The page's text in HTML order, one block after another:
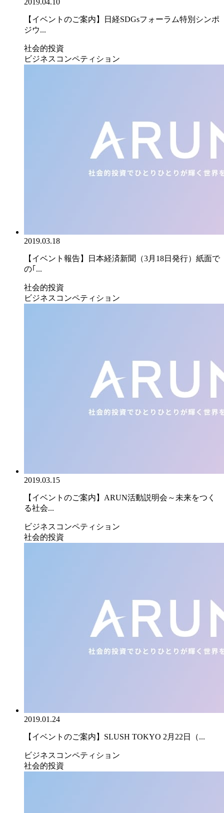
【イベントのご案内】日経SDGsフォーラム特別シンポ
ジウ...
社会的投資
ビジネスコンペティション
2019.03.18
【イベント報告】日本経済新聞（3月18日発行）紙面で
の｢...
社会的投資
ビジネスコンペティション
2019.03.15
【イベントのご案内】ARUN活動説明会～未来をつく
る社会...
ビジネスコンペティション
社会的投資
2019.01.24
【イベントのご案内】SLUSH TOKYO 2月22日（...
ビジネスコンペティション
社会的投資